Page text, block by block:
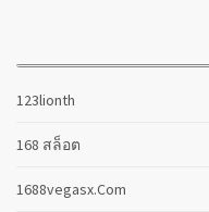
123lionth
168 สล็อต
1688vegasx.com